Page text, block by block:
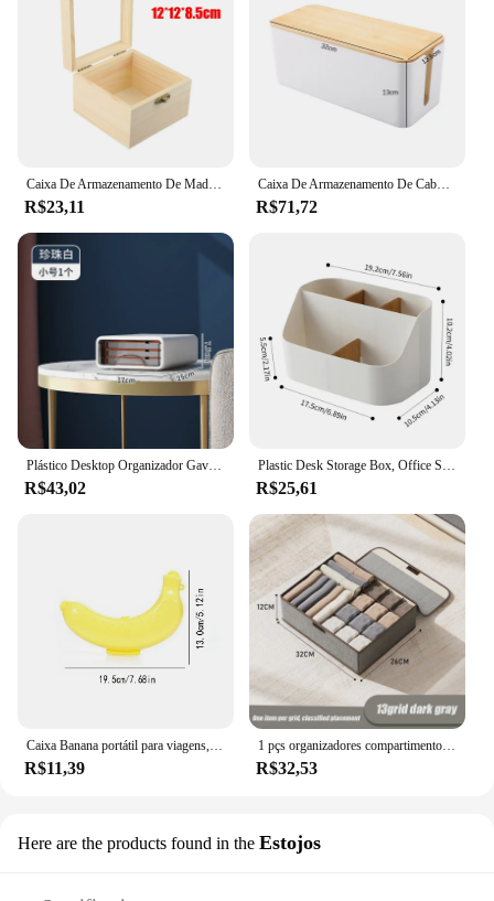
R$23,11
Caixa De Armazenamento De Cabo De Madeira, Caso De Faixa De Poder, Organizador De Gerenciamento De Fio, Anti-Poeira Carregador Bin, Soquete De Rede
R$71,72
R$43,02 R$25,61
Caixa Banana portátil para viagens, caixa de armazenamento de frutas, forma de banana plástica, estojo protetor ao ar livre, 3 cores
R$11,39
1 pçs organizadores compartimentos de armazenamento de tecido tipo gaveta caixa de armazenamento três em um organizador de guarda-roupa roupas meias dobráveis casa
R$32,53
Here are the products found in the Estojos